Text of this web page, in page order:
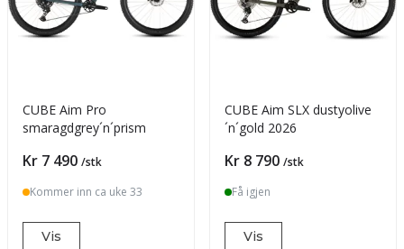
CUBE Aim Pro
smaragdgrey´n´prism
Pris
Kr 7 490 /stk
Kommer inn ca uke 33
Vis
CUBE Aim SLX dustyolive
´n´gold 2026
Pris
Kr 8 790 /stk
Få igjen
Vis